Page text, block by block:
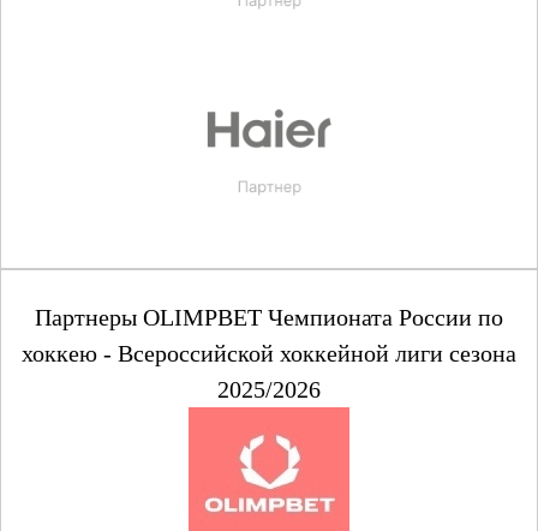
Партнеры OLIMPBET Чемпионата России по
хоккею - Всероссийской хоккейной лиги сезона
2025/2026